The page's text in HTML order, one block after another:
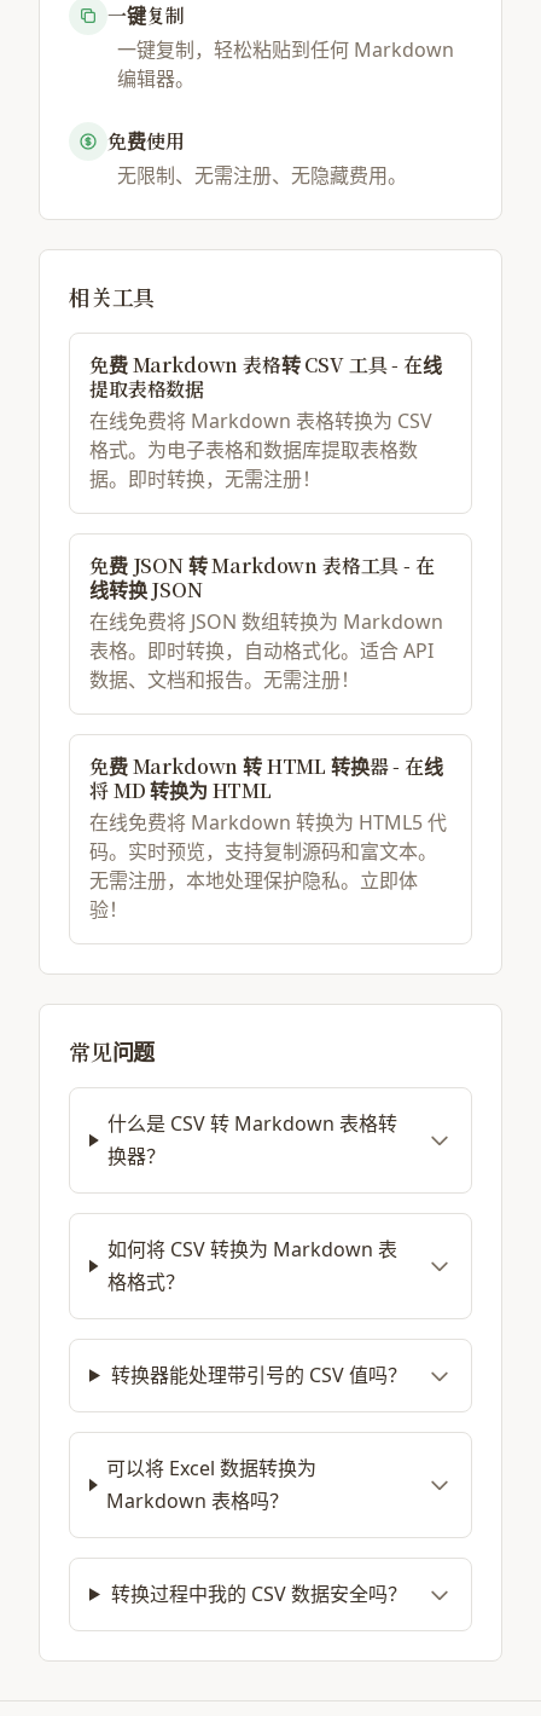
一键复制
一键复制，轻松粘贴到任何 Markdown
编辑器。
免费使用
无限制、无需注册、无隐藏费用。
相关工具
免费 Markdown 表格转 CSV 工具 - 在线
提取表格数据
在线免费将 Markdown 表格转换为 CSV
格式。为电子表格和数据库提取表格数
据。即时转换，无需注册！
免费 JSON 转 Markdown 表格工具 - 在
线转换 JSON
在线免费将 JSON 数组转换为 Markdown
表格。即时转换，自动格式化。适合 API
数据、文档和报告。无需注册！
免费 Markdown 转 HTML 转换器 - 在线
将 MD 转换为 HTML
在线免费将 Markdown 转换为 HTML5 代
码。实时预览，支持复制源码和富文本。
无需注册，本地处理保护隐私。立即体
验！
常见问题
什么是 CSV 转 Markdown 表格转
换器？
如何将 CSV 转换为 Markdown 表
格格式？
转换器能处理带引号的 CSV 值吗？
可以将 Excel 数据转换为
Markdown 表格吗？
转换过程中我的 CSV 数据安全吗？